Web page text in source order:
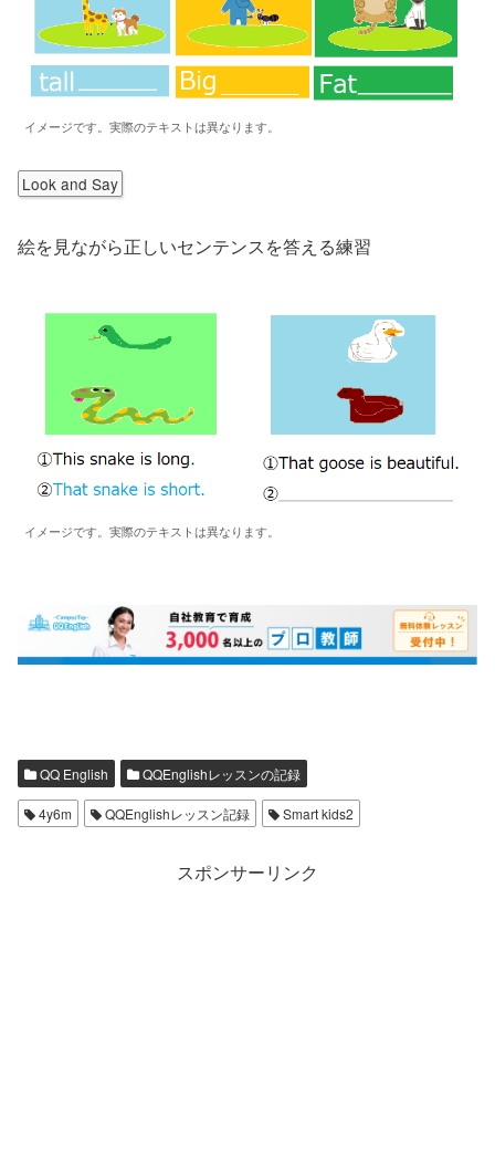
イメージです。実際のテキストは異なります。
Look and Say
絵を見ながら正しいセンテンスを答える練習
イメージです。実際のテキストは異なります。
QQ English QQEnglishレッスンの記録
4y6m QQEnglishレッスン記録 Smart kids2
スポンサーリンク